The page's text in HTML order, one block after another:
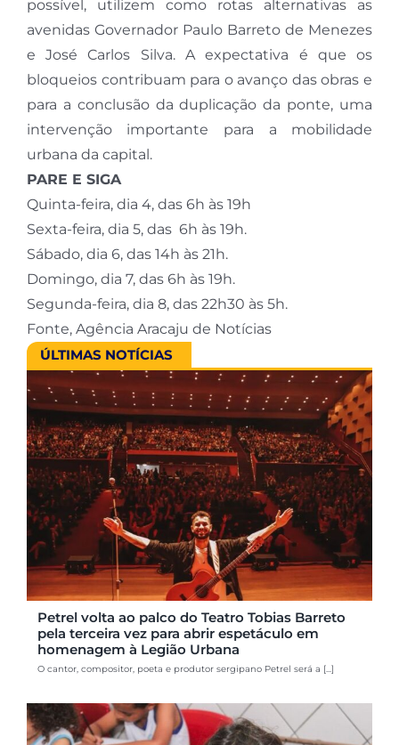
possível, utilizem como rotas alternativas as
avenidas Governador Paulo Barreto de Menezes
e José Carlos Silva. A expectativa é que os
bloqueios contribuam para o avanço das obras e
para a conclusão da duplicação da ponte, uma
intervenção importante para a mobilidade
urbana da capital.
PARE E SIGA
Quinta-feira, dia 4, das 6h às 19h
Sexta-feira, dia 5, das 6h às 19h.
Sábado, dia 6, das 14h às 21h.
Domingo, dia 7, das 6h às 19h.
Segunda-feira, dia 8, das 22h30 às 5h.
Fonte, Agência Aracaju de Notícias
ÚLTIMAS NOTÍCIAS
Petrel volta ao palco do Teatro Tobias Barreto
pela terceira vez para abrir espetáculo em
homenagem à Legião Urbana
O cantor, compositor, poeta e produtor sergipano Petrel será a [...]